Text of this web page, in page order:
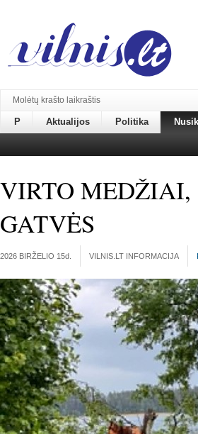
Molėtų krašto laikraštis
P Aktualijos Politika
VIRTO
GATVĖS
2026 BIRŽELIO 15d. VILNIS.LT INFORMACIJA